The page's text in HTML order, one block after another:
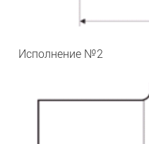
Исполнение №2